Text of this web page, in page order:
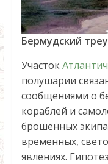
Бермудский
Участок
полушарии
сообщениями о
кораблей и
брошенных
временных,
явлениях.